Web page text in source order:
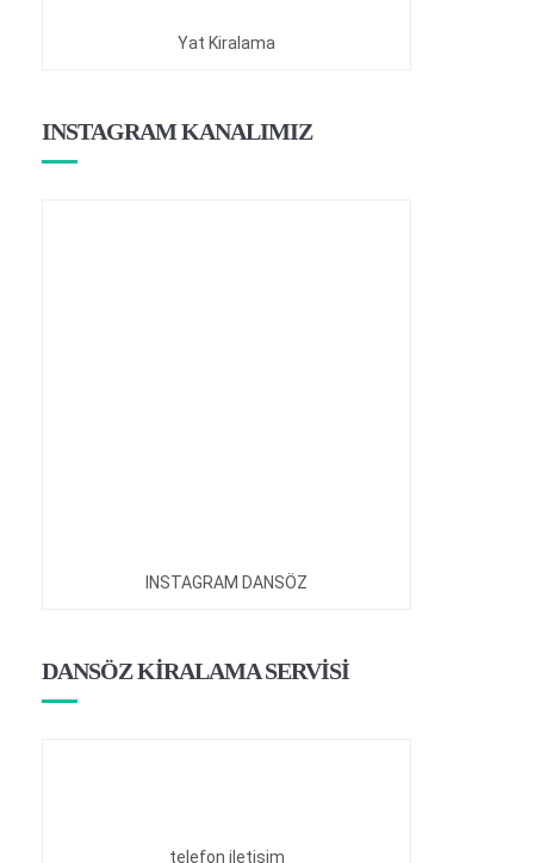
Yat Kiralama
INSTAGRAM KANALIMIZ
INSTAGRAM DANSÖZ
DANSÖZ KİRALAMA SERVİSİ
telefon iletişim